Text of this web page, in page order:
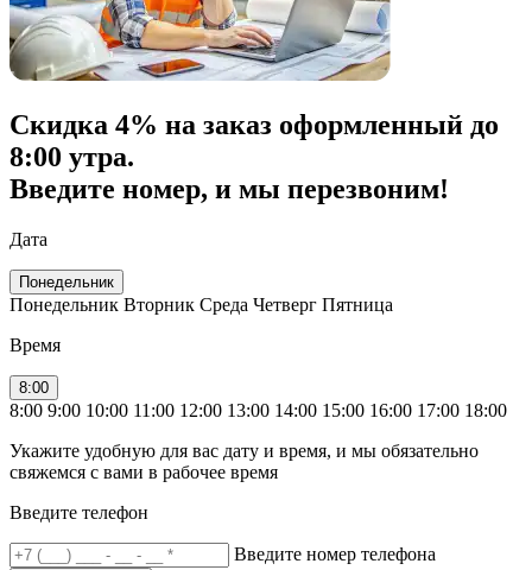
Скидка 4% на заказ оформленный до
8:00 утра.
Введите номер, и мы перезвоним!
Дата
Понедельник
Понедельник Вторник Среда Четверг Пятница
Время
8:00
8:00 9:00 10:00 11:00 12:00 13:00 14:00 15:00 16:00 17:00 18:00
Укажите удобную для вас дату и время, и мы обязательно
свяжемся с вами в рабочее время
Введите телефон
Введите номер телефона